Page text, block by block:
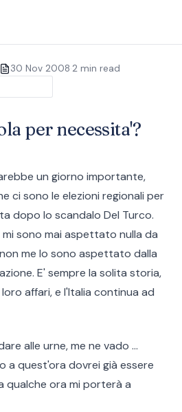
30 Nov 2008·2 min read
per necessita'?
un giorno importante,
ci sono le elezioni regionali per
dopo lo scandalo Del Turco.
sono mai aspettato nulla da
me lo sono aspettato dalla
E' sempre la solita storia,
affari, e l'Italia continua ad
alle urne, me ne vado ...
a quest'ora dovrei già essere
qualche ora mi porterà a